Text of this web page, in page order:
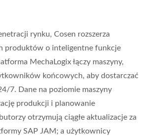
rynku, Cosen rozszerza
produktów o inteligentne funkcje
MechaLogix łączy maszyny,
końcowych, aby dostarczać
7. Dane na poziomie maszyny
produkcji i planowanie
otrzymują ciągłe aktualizacje za
SAP JAM; a użytkownicy